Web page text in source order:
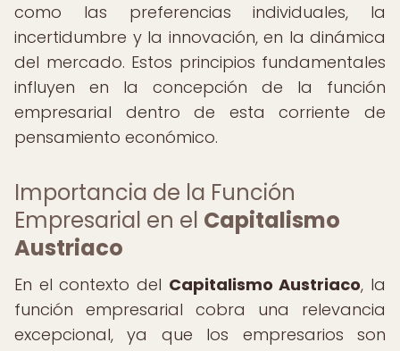
como las preferencias individuales, la
incertidumbre y la innovación, en la dinámica
del mercado. Estos principios fundamentales
influyen en la concepción de la función
empresarial dentro de esta corriente de
pensamiento económico.
Importancia de la Función
Empresarial en el Capitalismo
Austriaco
En el contexto del Capitalismo Austriaco, la
función empresarial cobra una relevancia
excepcional, ya que los empresarios son